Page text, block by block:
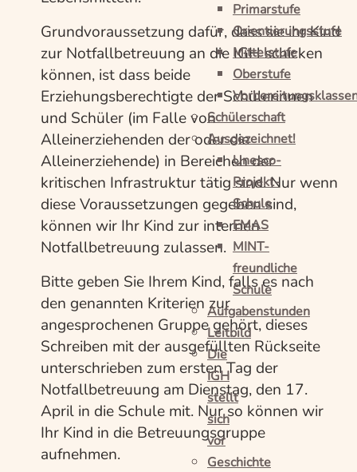
Primarstufe
Orientierungsstufe
Mittelstufe
Oberstufe
Schülerschaft
Ausgezeichnet!
Unesco-
Projekt-
Schule
EMAS
MINT-
freundliche
Schule
Aufgabenstunden
Leitbild
Die
IGH
stellt
sich
vor
Geschichte
Grundvoraussetzung dafür, dass sie ihr Kind
zur Notfallbetreuung an die IGH schicken
können, ist dass beide
Erziehungsberechtigte der Schülerinnen
und Schüler (im Falle von
Alleinerziehenden der oder die
Alleinerziehende) in Bereichen der
kritischen Infrastruktur tätig sind. Nur wenn
diese Voraussetzungen gegeben sind,
können wir Ihr Kind zur internen
Notfallbetreuung zulassen.
Bitte geben Sie Ihrem Kind, falls es nach
den genannten Kriterien zur
angesprochenen Gruppe gehört, dieses
Schreiben mit der ausgefüllten Rückseite
unterschrieben zum ersten Tag der
Notfallbetreuung am Dienstag, den 17.
April in die Schule mit. Nur so können wir
Ihr Kind in die Betreuungsgruppe
aufnehmen.